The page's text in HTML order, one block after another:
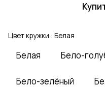
Цвет кружки : Белая
Белая Бело-
Бело-зелёный